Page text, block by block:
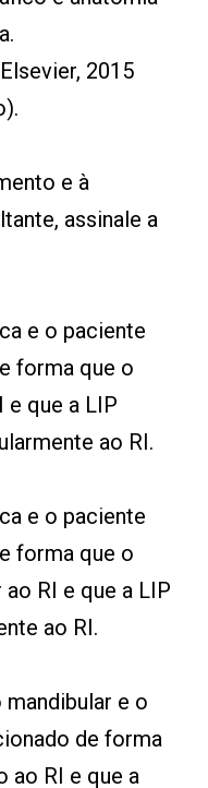
2015
e à
assinale a
e o paciente
forma que o
e que a LIP
ao RI.
e o paciente
forma que o
RI e que a LIP
ao RI.
e o
de forma
ao RI e que a